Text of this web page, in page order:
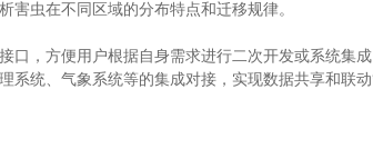
害虫在不同区域的分布特点和迁移规律。
口，方便用户根据自身需求进行二次开发或系统集成
系统、气象系统等的集成对接，实现数据共享和联动